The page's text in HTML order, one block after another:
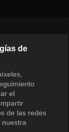
de
el
de las redes
nuestra